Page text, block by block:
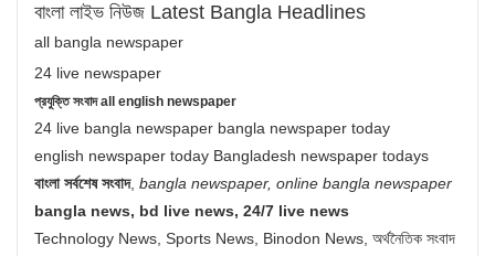
বাংলা লাইভ নিউজ Latest Bangla Headlines
all bangla newspaper
24 live newspaper
প্রযুক্তি সংবাদ all english newspaper
24 live bangla newspaper bangla newspaper today
english newspaper today Bangladesh newspaper todays
বাংলা সর্বশেষ সংবাদ, bangla newspaper, online bangla newspaper
bangla news, bd live news, 24/7 live news
Technology News, Sports News, Binodon News, অর্থনৈতিক সংবাদ